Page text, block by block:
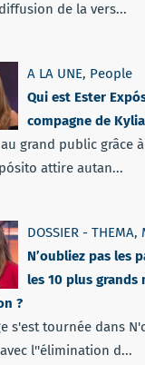
de la vers...
A LA UNE, People
Qui est Ester
compagne de
au grand public grâce
attire autan...
DOSSIER - THEMA,
N’oubliez pas les
les 10 plus grands
?
s'est tournée dans
l''élimination d...